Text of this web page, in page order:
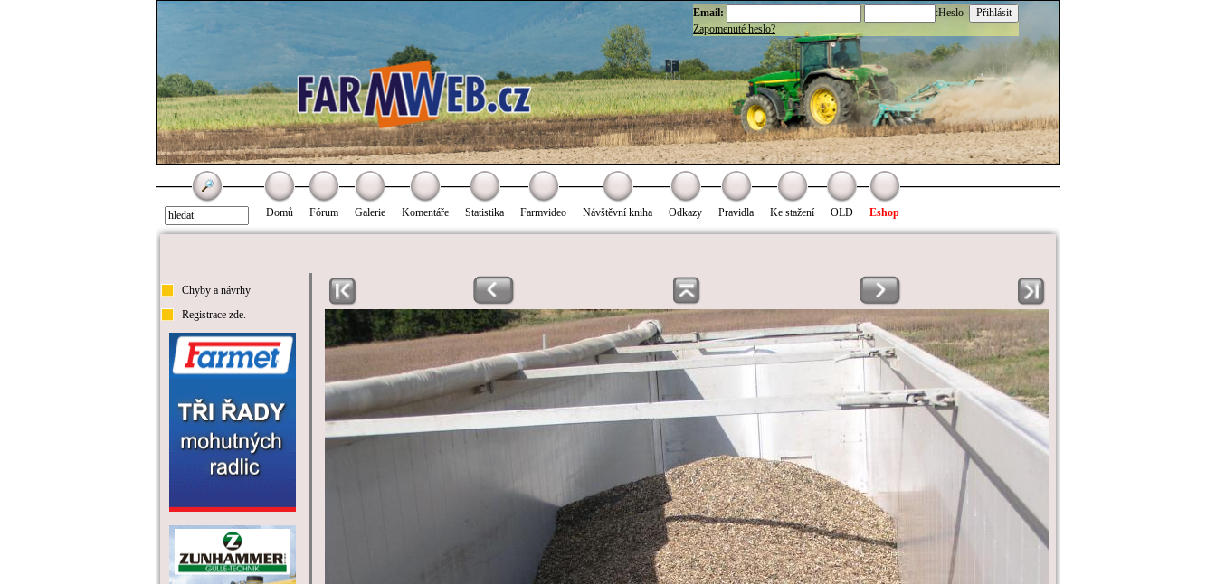
Email:
:Heslo
Zapomenuté heslo?
Domů Fórum Galerie Komentáře Statistika Farmvideo Návštěvní kniha Odkazy Pravidla Ke stažení OLD Eshop
Chyby a návrhy
Registrace zde.